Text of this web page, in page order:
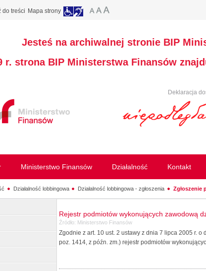
do treści Mapa strony
Jesteś na archiwalnej stronie BIP
r. strona BIP Ministerstwa Finansów
Deklaracja
Ministerstwo Finansów Działalność Kontakt
Działalność lobbingowa Działalność lobbingowa - zgłoszenia Zgłoszenie
Rejestr podmiotów wykonujących zawodową
Źródło: Ministerstwo Finansów
Zgodnie z art. 10 ust. 2 ustawy z dnia 7 lipca 2005 r.
poz. 1414, z późn. zm.) rejestr podmiotów